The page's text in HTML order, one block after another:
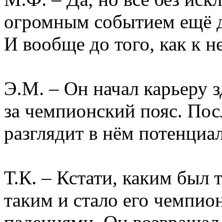
огромным событием ещё
И вообще до того, как к
Э.М. – Он начал карьеру
за чемпионский пояс.
разглядит в нём
Т.К. – Кстати, каким был
таким и стало его